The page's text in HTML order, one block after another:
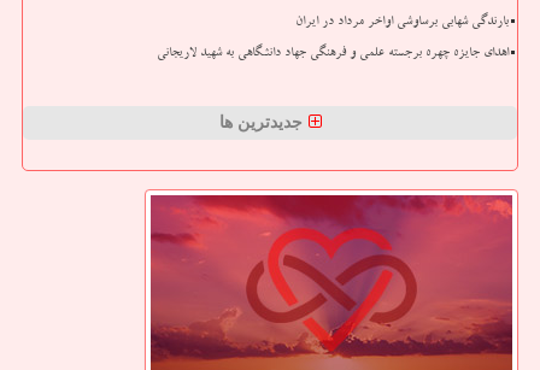
بارندگی شهابی برساوشی اواخر مرداد در ایران
اهدای جایزه چهره برجسته علمی و فرهنگی جهاد دانشگاهی به شهید لاریجانی
جدیدترین ها